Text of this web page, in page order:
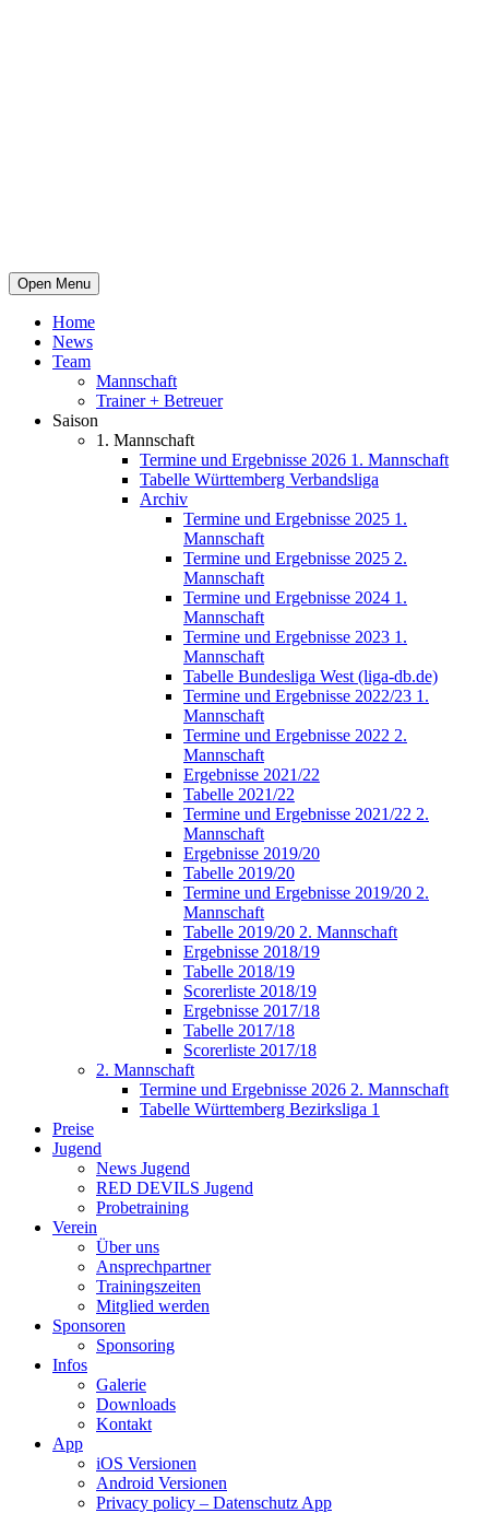
Open Menu
Home
News
Team
Mannschaft
Trainer + Betreuer
Saison
1. Mannschaft
Termine und Ergebnisse 2026 1. Mannschaft
Tabelle Württemberg Verbandsliga
Archiv
Termine und Ergebnisse 2025 1.
Mannschaft
Termine und Ergebnisse 2025 2.
Mannschaft
Termine und Ergebnisse 2024 1.
Mannschaft
Termine und Ergebnisse 2023 1.
Mannschaft
Tabelle Bundesliga West (liga-db.de)
Termine und Ergebnisse 2022/23 1.
Mannschaft
Termine und Ergebnisse 2022 2.
Mannschaft
Ergebnisse 2021/22
Tabelle 2021/22
Termine und Ergebnisse 2021/22 2.
Mannschaft
Ergebnisse 2019/20
Tabelle 2019/20
Termine und Ergebnisse 2019/20 2.
Mannschaft
Tabelle 2019/20 2. Mannschaft
Ergebnisse 2018/19
Tabelle 2018/19
Scorerliste 2018/19
Ergebnisse 2017/18
Tabelle 2017/18
Scorerliste 2017/18
2. Mannschaft
Termine und Ergebnisse 2026 2. Mannschaft
Tabelle Württemberg Bezirksliga 1
Preise
Jugend
News Jugend
RED DEVILS Jugend
Probetraining
Verein
Über uns
Ansprechpartner
Trainingszeiten
Mitglied werden
Sponsoren
Sponsoring
Infos
Galerie
Downloads
Kontakt
App
iOS Versionen
Android Versionen
Privacy policy – Datenschutz App